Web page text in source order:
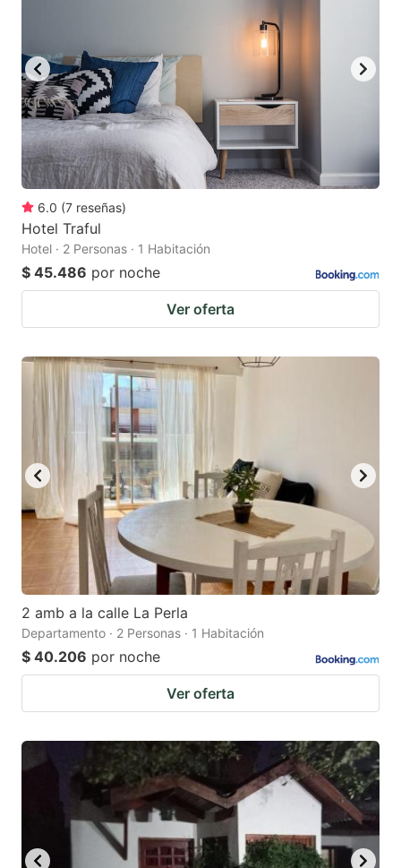
6.0 (7 reseñas)
Hotel Traful
Hotel · 2 Personas · 1 Habitación
$ 45.486 por noche
Ver oferta
2 amb a la calle La Perla
Departamento · 2 Personas · 1 Habitación
$ 40.206 por noche
Ver oferta